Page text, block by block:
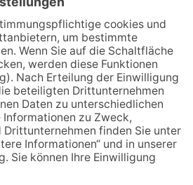
Baustellenführung führt auch in
die Zukunft der Stadt
Königstein
Klinikforum zum Thema
Karpaltunnelsyndrom
Gewinnspiel zum Start ins
Schuljahr
„Rock auf der Burg“ lässt
Königstein beben